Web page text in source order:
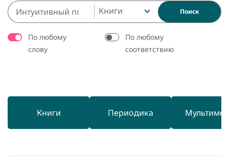
Книги Поиск
По любому
слову
По любому
соответствию
Книги Периодика